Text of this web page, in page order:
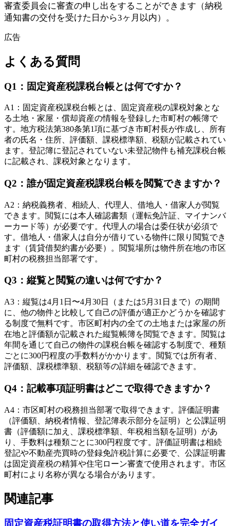
審査委員会に審査の申し出をすることができます（納税
通知書の交付を受けた日から3ヶ月以内）。
広告
よくある質問
Q1 ： 固定資産税課税台帳とは何ですか？
A1 ： 固定資産税課税台帳とは、固定資産税の課税対象とな
る土地・家屋・償却資産の情報を登録した市町村の帳簿で
す。地方税法第380条第1項に基づき市町村長が作成し、所有
者の氏名・住所、評価額、課税標準額、税額が記載されてい
ます。登記簿に登記されていない未登記物件も補充課税台帳
に記載され、課税対象となります。
Q2 ： 誰が固定資産税課税台帳を閲覧できますか？
A2 ： 納税義務者、相続人、代理人、借地人・借家人が閲覧
できます。閲覧には本人確認書類（運転免許証、マイナンバ
ーカード等）が必要です。代理人の場合は委任状が必須で
す。借地人・借家人は自分が借りている物件に限り閲覧でき
ます（賃貸借契約書が必要）。閲覧場所は物件所在地の市区
町村の税務担当部署です。
Q3 ： 縦覧と閲覧の違いは何ですか？
A3 ： 縦覧は4月1日〜4月30日（または5月31日まで）の期間
に、他の物件と比較して自己の評価が適正かどうかを確認す
る制度で無料です。市区町村内の全ての土地または家屋の所
在地と評価額が記載された縦覧帳簿を閲覧できます。閲覧は
年間を通じて自己の物件の課税台帳を確認する制度で、種類
ごとに300円程度の手数料がかかります。閲覧では所有者、
評価額、課税標準額、税額等の詳細を確認できます。
Q4 ： 記載事項証明書はどこで取得できますか？
A4 ： 市区町村の税務担当部署で取得できます。評価証明書
（評価額、納税者情報、登記簿表示部分を証明）と公課証明
書（評価額に加え、課税標準額、年税相当額を証明）があ
り、手数料は種類ごとに300円程度です。評価証明書は相続
登記や不動産売買時の登録免許税計算に必要で、公課証明書
は固定資産税の精算や住宅ローン審査で使用されます。市区
町村により名称が異なる場合があります。
関連記事
固定資産税証明書の取得方法と使い道を完全ガイ